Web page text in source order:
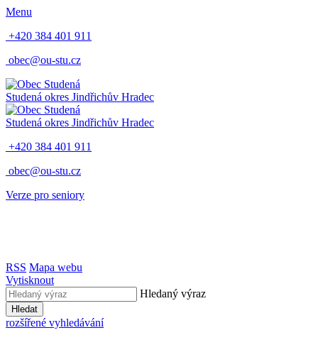
Menu
+420 384 401 911
obec@ou-stu.cz
Studená okres Jindřichův Hradec
Studená okres Jindřichův Hradec
+420 384 401 911
obec@ou-stu.cz
Verze pro seniory
RSS Mapa webu
Vytisknout
Hledaný výraz
Hledat
rozšířené vyhledávání